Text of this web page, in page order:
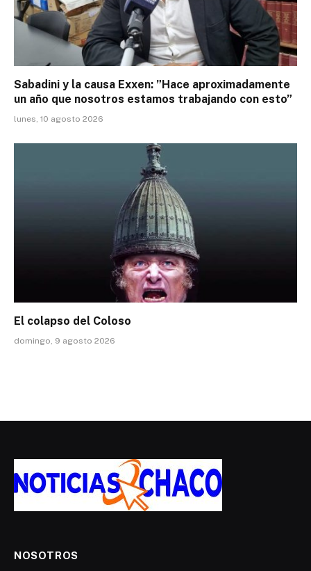
Sabadini y la causa Exxen: ”Hace aproximadamente
un año que nosotros estamos trabajando con esto”
lunes, 10 agosto 2026
El colapso del Coloso
domingo, 9 agosto 2026
NOSOTROS